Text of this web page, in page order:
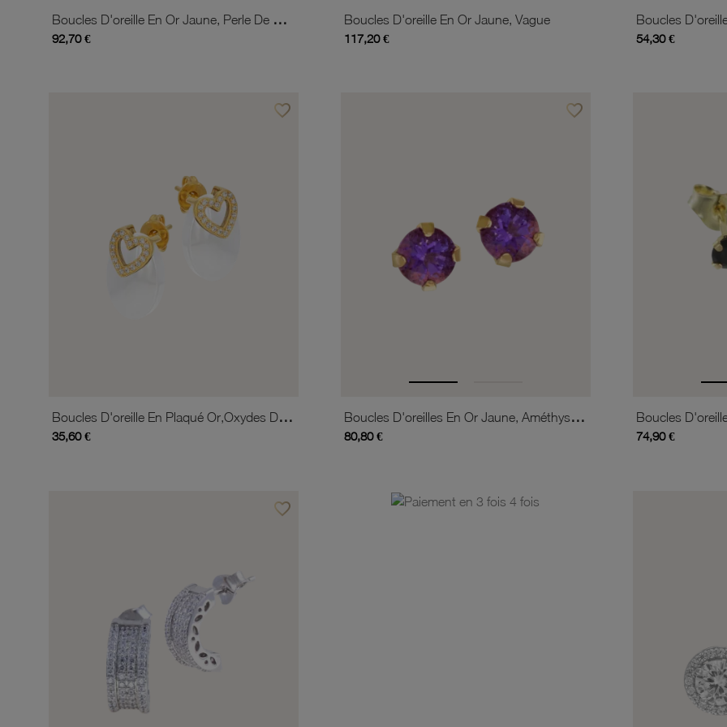
Boucles D'oreille En Or Jaune, Perle De Culture
92,70 €
Boucles D'oreille En Or Jaune, Vague
117,20 €
54,30 €
favorite_borderAjouter à vos favoris
Boucles D'oreille En Plaqué Or,oxydes De Zirconium Et Céramique, Coeur
35,60 €
favorite_borderAjouter à vos favoris
Boucles D'oreilles En Or Jaune, Améthyste 4 Mm
80,80 € 74,90 €
favorite_borderAjouter à vos favoris